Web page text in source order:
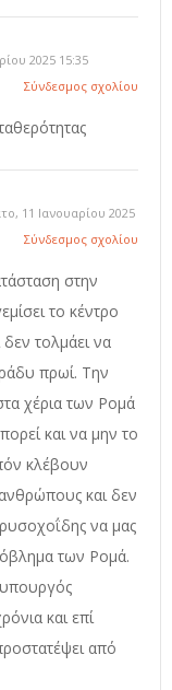
2025 15:35
Σύνδεσμος σχολίου
11 Ιανουαρίου 2025
Σύνδεσμος σχολίου
στην
το κέντρο
τολμάει να
πρωί. Την
χέρια των Ρομά
και να μην το
κλέβουν
και δεν
να μας
των Ρομά.
και επί
από